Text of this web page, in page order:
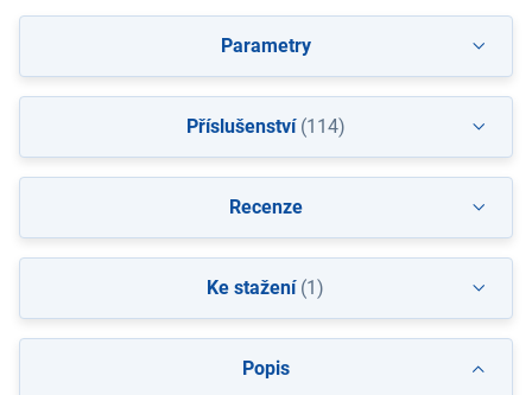
Popis
Parametry
Příslušenství(114)
Recenze
Ke stažení(1)